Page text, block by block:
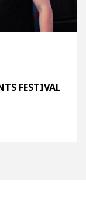
FESTIVAL